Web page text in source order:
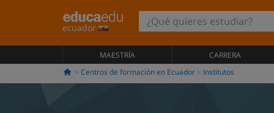
ecuador
MAESTRÍA
CARRERA
Centros de formación en Ecuador
Institutos